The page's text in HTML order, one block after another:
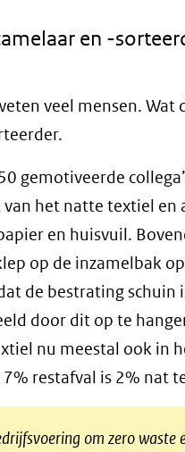
en -
veel mensen.
gemotiveerde
het natte textiel en
en huisvuil.
op de inzamelbak
de bestrating
door dit op te
nu meestal ook in
restafval is 2% nat
om zero waste